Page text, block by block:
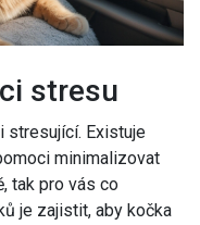
stresu
stresující. Existuje
minimalizovat
tak pro vás co
je zajistit, aby kočka